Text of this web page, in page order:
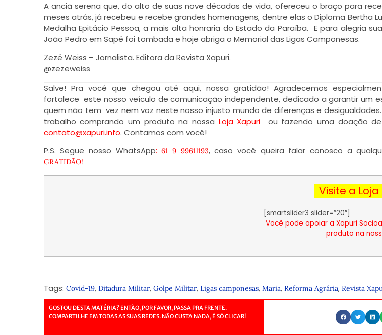
A anciã serena que, do alto de suas nove décadas de vida, ofereceu o braço para
meses atrás, já recebeu e recebe grandes homenagens, dentre elas o Diploma Bertha
Medalha Epitácio Pessoa, a mais alta honraria do Estado da Paraíba. E para alegria
João Pedro em Sapé foi tombada e hoje abriga o Memorial das Ligas Camponesas.
Zezé Weiss – Jornalista. Editora da Revista Xapuri.
@zezeweiss
Salve! Pra você que chegou até aqui, nossa gratidão! Agradecemos
fortalece este nosso veículo de comunicação independente, dedicado a garantir um
quem não tem vez nem voz neste nosso injusto mundo de diferenças e
trabalho comprando um produto na nossa Loja Xapuri ou fazendo uma doação de
contato@xapuri.info. Contamos com você!
P.S. Segue nosso WhatsApp:61 9 99611193, caso você queira falar conosco a
GRATIDÃO!
Visite a Loja
[smartslider3 slider=”20″]
Você pode apoiar a Xapuri
produto na
Tags: Covid-19, Ditadura Militar, Golpe Militar, Ligas camponesas, Maria, Reforma Agrária, Revista
GOSTOU DESTA MATÉRIA? ENTÃO, POR FAVOR, PASSA PRA FRENTE.
COMPARTILHE EM TODAS AS SUAS REDES. NÃO CUSTA NADA, É SÓ CLICAR!